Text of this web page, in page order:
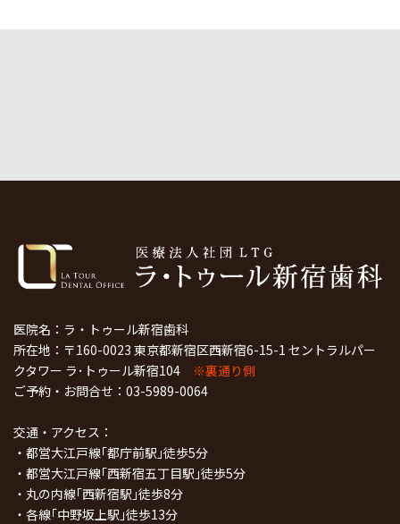
医院名：ラ・トゥール新宿歯科
所在地：〒160-0023 東京都新宿区西新宿6-15-1 セントラルパー
クタワー ラ･トゥール新宿104 ※裏通り側
ご予約・お問合せ： 03-5989-0064
交通・アクセス：
・都営大江戸線｢都庁前駅｣徒歩5分
・都営大江戸線｢西新宿五丁目駅｣徒歩5分
・丸の内線｢西新宿駅｣徒歩8分
・各線｢中野坂上駅｣徒歩13分